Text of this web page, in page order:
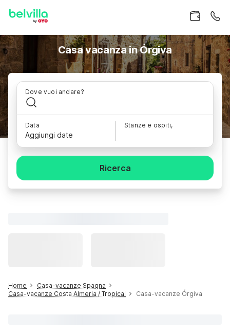
Casa vacanza in Órgiva
Dove vuoi andare?
Data
Aggiungi date
Stanze e ospiti,
Ricerca
Home
Casa-vacanze Spagna
Casa-vacanze Costa Almeria / Tropical
Casa-vacanze Órgiva